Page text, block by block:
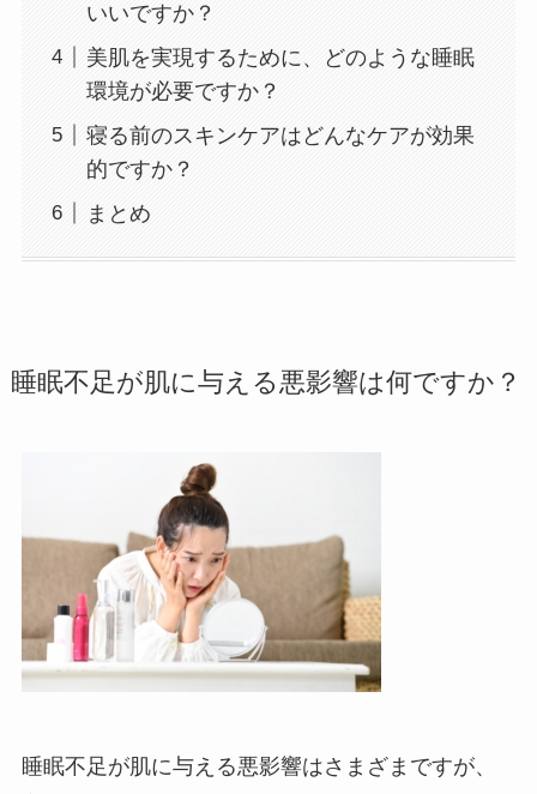
いいですか？
美肌を実現するために、どのような睡眠
環境が必要ですか？
寝る前のスキンケアはどんなケアが効果
的ですか？
まとめ
睡眠不足が肌に与える悪影響は何ですか？
睡眠不足が肌に与える悪影響はさまざまですが、